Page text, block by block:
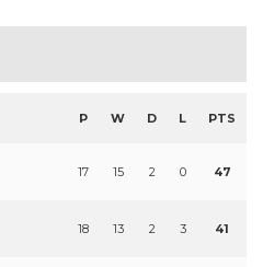
P W D L PTS
17 15 2 0 47
18 13 2 3 41